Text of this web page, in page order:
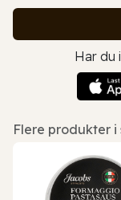
Har du
Flere produkter i